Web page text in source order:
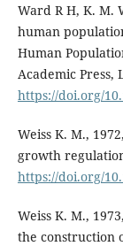
Ward R H, K. M.
human
Human
Academic Press,
https://doi.org/
Weiss K. M.,
growth
https://doi.org/
Weiss K. M.,
the construction